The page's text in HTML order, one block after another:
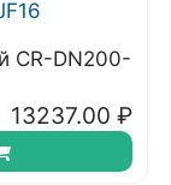
CR-DN200-
13237.00 ₽